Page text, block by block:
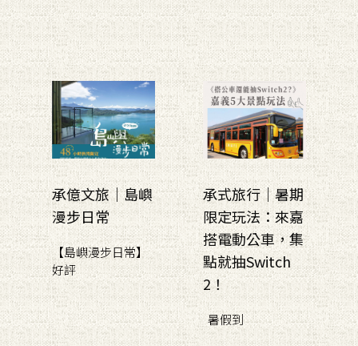
承億文旅｜島嶼
漫步日常
【島嶼漫步日常】
好評
承式旅行｜暑期
限定玩法：來嘉
搭電動公車，集
點就抽Switch
2！
暑假到